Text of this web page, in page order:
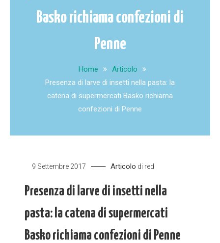
Basko richiama confezioni di
Penne
Home
Articolo
Presenza di larve di insetti nella pasta: la
catena di supermercati Basko richiama
confezioni di Penne
9 Settembre 2017 Articolo di red
Presenza di larve di insetti nella
pasta: la catena di supermercati
Basko richiama confezioni di Penne